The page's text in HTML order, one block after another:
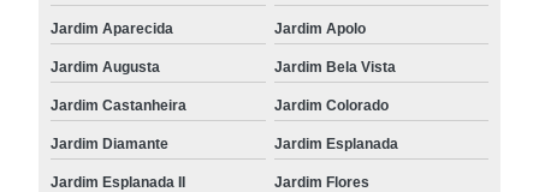
Jardim Aparecida Jardim Apolo
Jardim Augusta Jardim Bela Vista
Jardim Castanheira Jardim Colorado
Jardim Diamante Jardim Esplanada
Jardim Esplanada II Jardim Flores